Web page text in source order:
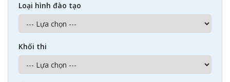
Loại hình đào tạo
Khối thi